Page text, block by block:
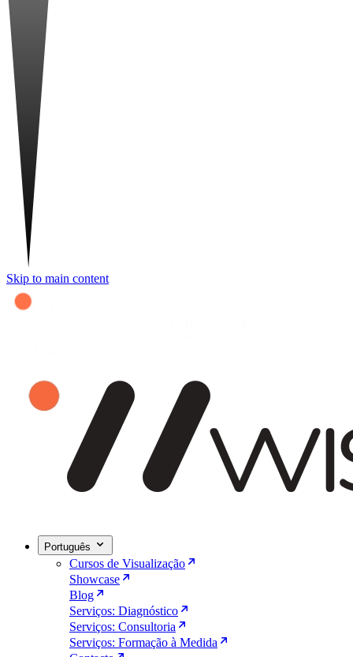
Skip to main content
Português
Cursos de Visualização
Showcase
Blog
Serviços: Diagnóstico
Serviços: Consultoria
Serviços: Formação à Medida